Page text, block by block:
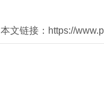
本文链接：https://